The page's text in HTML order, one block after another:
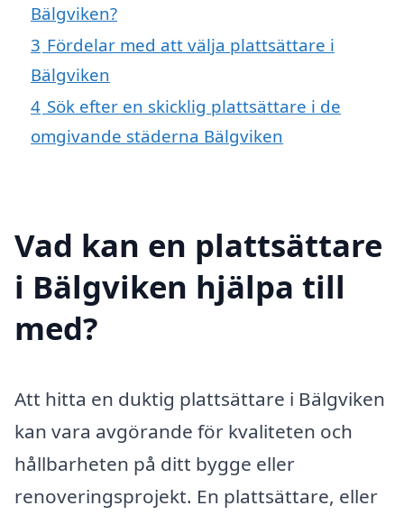
Bälgviken?
3 Fördelar med att välja plattsättare i
Bälgviken
4 Sök efter en skicklig plattsättare i de
omgivande städerna Bälgviken
Vad kan en plattsättare
i Bälgviken hjälpa till
med?
Att hitta en duktig plattsättare i Bälgviken
kan vara avgörande för kvaliteten och
hållbarheten på ditt bygge eller
renoveringsprojekt. En plattsättare, eller